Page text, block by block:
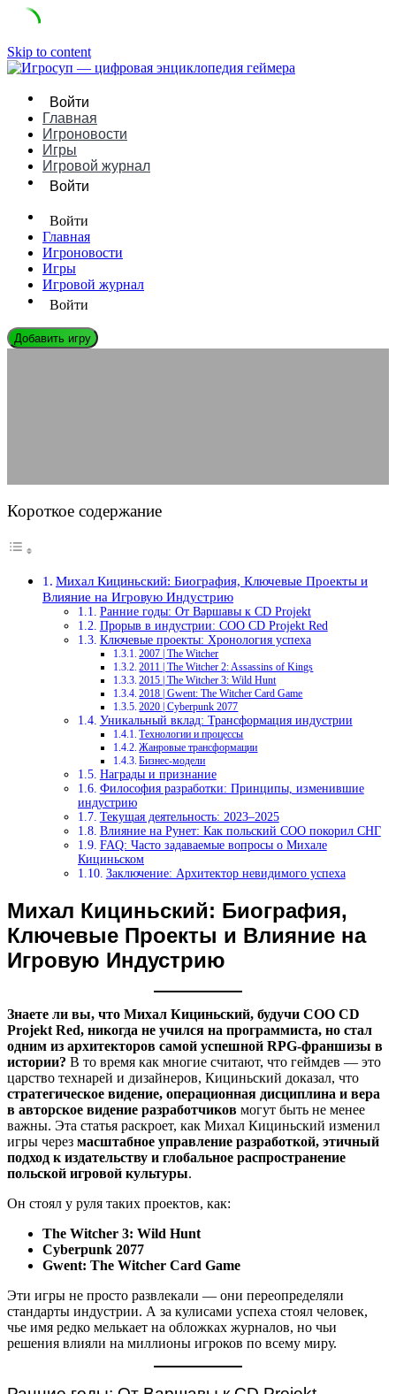
Skip to content
Войти
Главная
Игроновости
Игры
Игровой журнал
Войти
Войти
Главная
Игроновости
Игры
Игровой журнал
Войти
Добавить игру
Короткое содержание
Михал Кициньский: Биография, Ключевые Проекты и
Влияние на Игровую Индустрию
Ранние годы: От Варшавы к CD Projekt
Прорыв в индустрии: COO CD Projekt Red
Ключевые проекты: Хронология успеха
2007 | The Witcher
2011 | The Witcher 2: Assassins of Kings
2015 | The Witcher 3: Wild Hunt
2018 | Gwent: The Witcher Card Game
2020 | Cyberpunk 2077
Уникальный вклад: Трансформация индустрии
Технологии и процессы
Жанровые трансформации
Бизнес-модели
Награды и признание
Философия разработки: Принципы, изменившие
индустрию
Текущая деятельность: 2023–2025
Влияние на Рунет: Как польский COO покорил СНГ
FAQ: Часто задаваемые вопросы о Михале
Кициньском
Заключение: Архитектор невидимого успеха
Михал Кициньский: Биография,
Ключевые Проекты и Влияние на
Игровую Индустрию
Знаете ли вы, что Михал Кициньский, будучи COO CD
Projekt Red, никогда не учился на программиста, но стал
одним из архитекторов самой успешной RPG-франшизы в
истории? В то время как многие считают, что геймдев — это
царство технарей и дизайнеров, Кициньский доказал, что
стратегическое видение, операционная дисциплина и вера
в авторское видение разработчиков могут быть не менее
важны. Эта статья раскроет, как Михал Кициньский изменил
игры через масштабное управление разработкой, этичный
подход к издательству и глобальное распространение
польской игровой культуры.
Он стоял у руля таких проектов, как:
The Witcher 3: Wild Hunt
Cyberpunk 2077
Gwent: The Witcher Card Game
Эти игры не просто развлекали — они переопределяли
стандарты индустрии. А за кулисами успеха стоял человек,
чье имя редко мелькает на обложках журналов, но чьи
решения влияли на миллионы игроков по всему миру.